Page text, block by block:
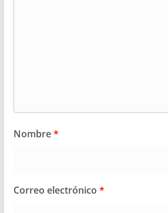
Nombre*
Correo electrónico *